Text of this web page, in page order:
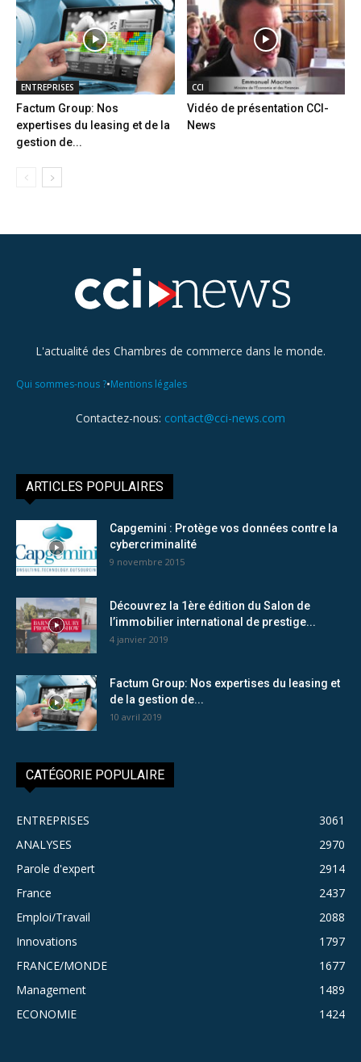
ENTREPRISES
Factum Group: Nos
expertises du leasing et de la
gestion de...
CCI
Vidéo de présentation CCI-
News
L'actualité des Chambres de commerce dans le monde.
Qui sommes-nous ?•Mentions légales
Contactez-nous: contact@cci-news.com
ARTICLES POPULAIRES
Capgemini : Protège vos données contre la
cybercriminalité
9 novembre 2015
Découvrez la 1ère édition du Salon de
l’immobilier international de prestige...
4 janvier 2019
Factum Group: Nos expertises du leasing et
de la gestion de...
10 avril 2019
CATÉGORIE POPULAIRE
ENTREPRISES
3061
ANALYSES
2970
Parole d'expert
2914
France
2437
Emploi/Travail
2088
Innovations
1797
FRANCE/MONDE
1677
Management
1489
ECONOMIE
1424